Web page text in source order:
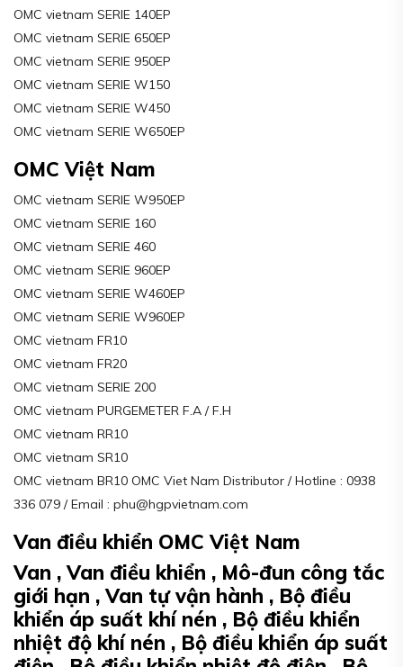
OMC vietnam SERIE 140EP
OMC vietnam SERIE 650EP
OMC vietnam SERIE 950EP
OMC vietnam SERIE W150
OMC vietnam SERIE W450
OMC vietnam SERIE W650EP
OMC Việt Nam
OMC vietnam SERIE W950EP
OMC vietnam SERIE 160
OMC vietnam SERIE 460
OMC vietnam SERIE 960EP
OMC vietnam SERIE W460EP
OMC vietnam SERIE W960EP
OMC vietnam FR10
OMC vietnam FR20
OMC vietnam SERIE 200
OMC vietnam PURGEMETER F.A / F.H
OMC vietnam RR10
OMC vietnam SR10
OMC vietnam BR10 OMC Viet Nam Distributor / Hotline : 0938
336 079 / Email : phu@hgpvietnam.com
Van điều khiển OMC Việt Nam
Van , Van điều khiển , Mô-đun công tắc
giới hạn , Van tự vận hành , Bộ điều
khiển áp suất khí nén , Bộ điều khiển
nhiệt độ khí nén , Bộ điều khiển áp suất